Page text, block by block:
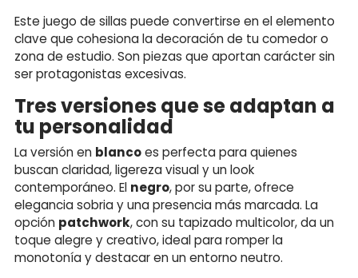
Este juego de sillas puede convertirse en el elemento
clave que cohesiona la decoración de tu comedor o
zona de estudio. Son piezas que aportan carácter sin
ser protagonistas excesivas.
Tres versiones que se adaptan a
tu personalidad
La versión en blancoes perfecta para quienes
buscan claridad, ligereza visual y un look
contemporáneo. El negro, por su parte, ofrece
elegancia sobria y una presencia más marcada. La
opción patchwork, con su tapizado multicolor, da un
toque alegre y creativo, ideal para romper la
monotonía y destacar en un entorno neutro.